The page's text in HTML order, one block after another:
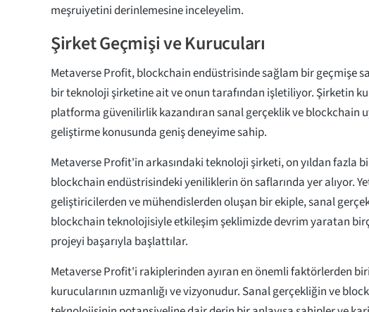
meşruiyetini derinlemesine inceleyelim.
Şirket Geçmişi ve Kurucuları
Metaverse Profit, blockchain endüstrisinde sağlam bir geçmişe
bir teknoloji şirketine ait ve onun tarafından işletiliyor. Şirketin
platforma güvenilirlik kazandıran sanal gerçeklik ve blockchain
geliştirme konusunda geniş deneyime sahip.
Metaverse Profit'in arkasındaki teknoloji şirketi, on yıldan fazla
blockchain endüstrisindeki yeniliklerin ön saflarında yer alıyor.
geliştiricilerden ve mühendislerden oluşan bir ekiple, sanal
blockchain teknolojisiyle etkileşim şeklimizde devrim yaratan
projeyi başarıyla başlattılar.
Metaverse Profit'i rakiplerinden ayıran en önemli faktörlerden biri
kurucularının uzmanlığı ve vizyonudur. Sanal gerçekliğin ve